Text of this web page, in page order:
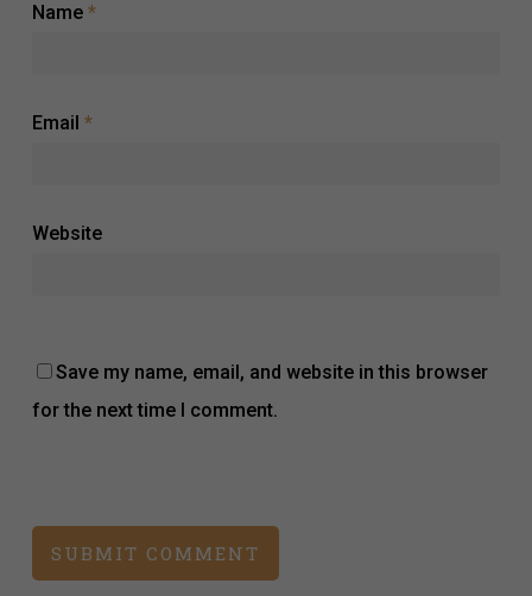
Name *
Email *
Website
Save my name, email, and website in this browser
for the next time I comment.